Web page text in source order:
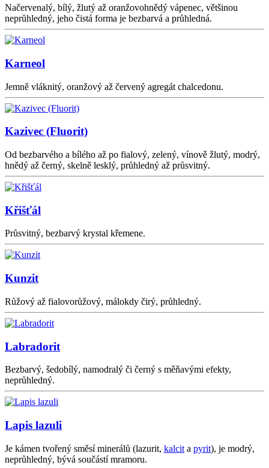
Načervenalý, bílý, žlutý až oranžovohnědý vápenec, většinou
neprůhledný, jeho čistá forma je bezbarvá a průhledná.
Karneol
Jemně vláknitý, oranžový až červený agregát chalcedonu.
Kazivec (Fluorit)
Od bezbarvého a bílého až po fialový, zelený, vínově žlutý, modrý,
hnědý až černý, skelně lesklý, průhledný až průsvitný.
Křišťál
Průsvitný, bezbarvý krystal křemene.
Kunzit
Růžový až fialovorůžový, málokdy čirý, průhledný.
Labradorit
Bezbarvý, šedobílý, namodralý či černý s měňavými efekty,
neprůhledný.
Lapis lazuli
Je kámen tvořený směsí minerálů (lazurit, kalcit a pyrit), je modrý,
neprůhledný, bývá součástí mramoru.